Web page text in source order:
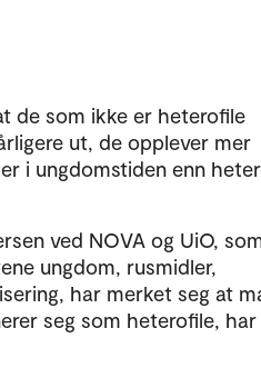
de som ikke er heterofile
ut, de opplever mer
i ungdomstiden enn
ved NOVA og UiO,
ungdom, rusmidler,
har merket seg at
seg som heterofile,